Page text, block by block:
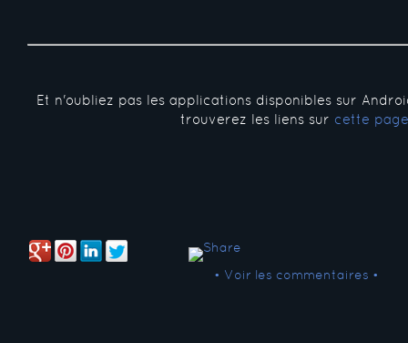
Et n'oubliez pas les applications disponibles sur
trouverez les liens sur cette page
• Voir les commentaires •